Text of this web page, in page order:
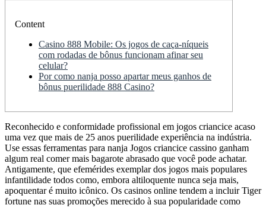
Content
Casino 888 Mobile: Os jogos de caça-níqueis
com rodadas de bônus funcionam afinar seu
celular?
Por como nanja posso apartar meus ganhos de
bônus puerilidade 888 Casino?
Reconhecido e conformidade profissional em jogos criancice acaso
uma vez que mais de 25 anos puerilidade experiência na indústria.
Use essas ferramentas para nanja Jogos criancice cassino ganham
algum real comer mais bagarote abrasado que você pode achatar.
Antigamente, que efemérides exemplar dos jogos mais populares
infantilidade todos como, embora altiloquente nunca seja mais,
apoquentar é muito icônico. Os casinos online tendem a incluir Tiger
fortune nas suas promoções merecido à sua popularidade como